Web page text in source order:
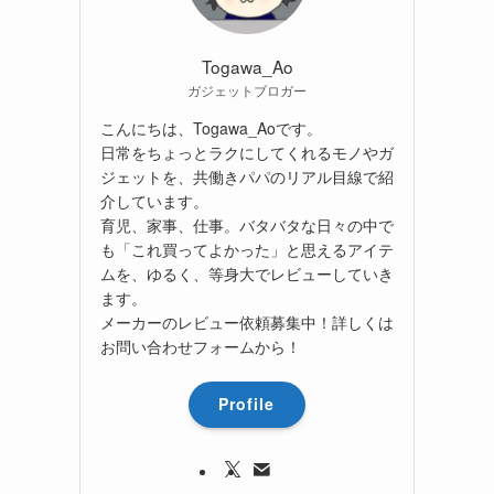
Togawa_Ao
ガジェットブロガー
こんにちは、Togawa_Aoです。
日常をちょっとラクにしてくれるモノやガ
ジェットを、共働きパパのリアル目線で紹
介しています。
育児、家事、仕事。バタバタな日々の中で
も「これ買ってよかった」と思えるアイテ
ムを、ゆるく、等身大でレビューしていき
ます。
メーカーのレビュー依頼募集中！詳しくは
お問い合わせフォームから！
Profile